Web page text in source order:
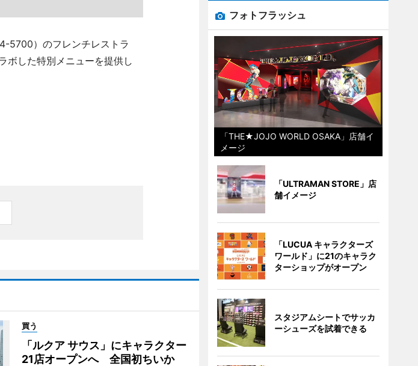
5700）のフレンチレストラ
ボした特別メニューを提供し
買う
「ルクア サウス」にキャラクター
21店オープンへ 全国初ちいか
フォトフラッシュ
「THE★JOJO WORLD OSAKA」店舗イ
メージ
「ULTRAMAN STORE」店
舗イメージ
「LUCUA キャラクターズ
ワールド」に21のキャラク
ターショップがオープン
スタジアムシートでサッカ
ーシューズを試着できる